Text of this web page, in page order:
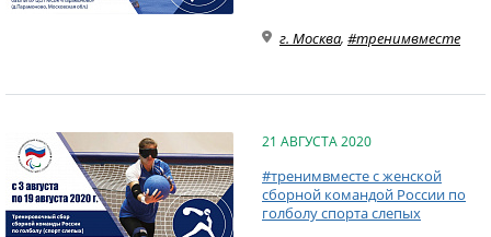
г. Москва, #тренимвместе
21 АВГУСТА 2020
#тренимвместе с женской
сборной командой России по
голболу спорта слепых